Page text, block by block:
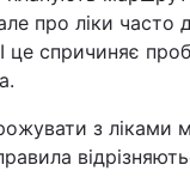
про ліки часто
це спричиняє
з ліками